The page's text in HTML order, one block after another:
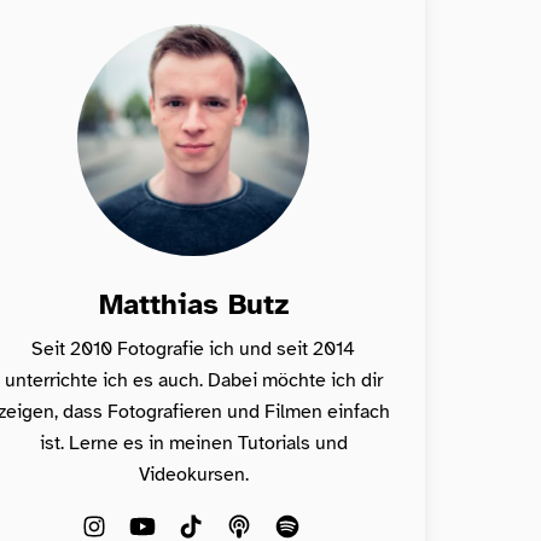
Matthias Butz
Seit 2010 Fotografie ich und seit 2014
unterrichte ich es auch. Dabei möchte ich dir
dass Fotografieren und Filmen einfach
ist. Lerne es in meinen Tutorials und
Videokursen.